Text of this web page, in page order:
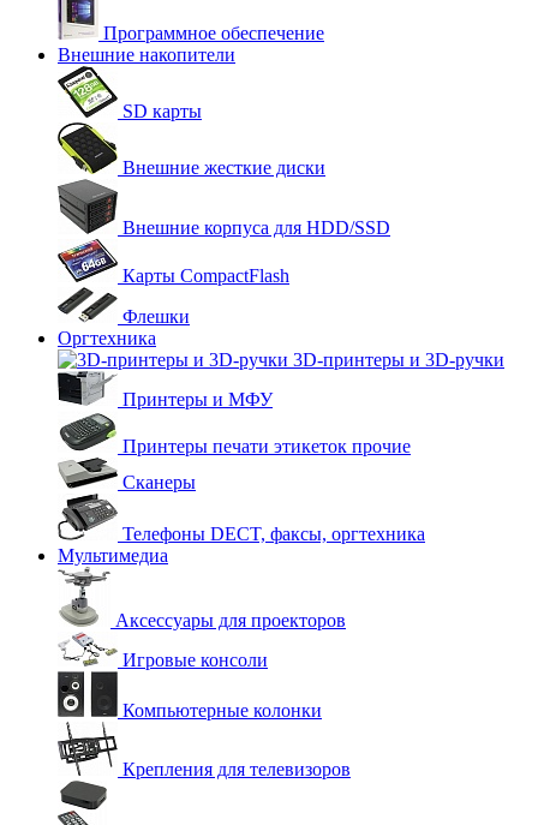
Программное обеспечение
Внешние накопители
SD карты
Внешние жесткие диски
Внешние корпуса для HDD/SSD
Карты CompactFlash
Флешки
Оргтехника
3D-принтеры и 3D-ручки
Принтеры и МФУ
Принтеры печати этикеток прочие
Сканеры
Телефоны DECT, факсы, оргтехника
Мультимедиа
Аксессуары для проекторов
Игровые консоли
Компьютерные колонки
Крепления для телевизоров